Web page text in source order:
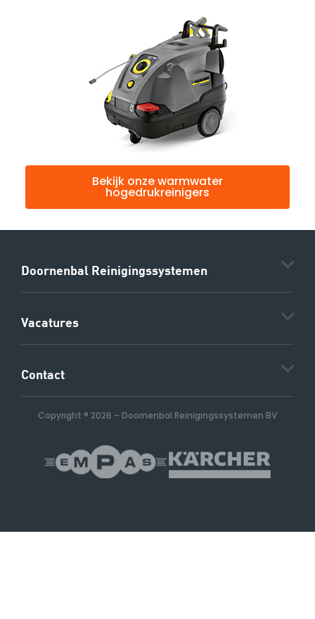
Bekijk onze warmwater
hogedrukreinigers
Doornenbal Reinigingssystemen
Vacatures
Contact
Copyright ® 2026 – Doornenbal Reinigingssystemen BV